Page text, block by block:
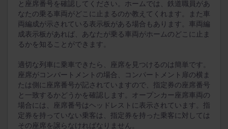
と座席番号を確認してください。ホームでは、鉄道職員があ
なたの乗る車両がどこに止まるのか教えてくれます。また車
両編成が示されている表示板がある場合もあります。車両編
成表示板があれば、あなたが乗る車両がホームのどこに止ま
るかを知ることができます。
適切な列車に乗車できたら、座席を見つけるのは簡単です。
座席がコンパートメントの場合、コンパートメント扉の横ま
たは側に座席番号が記されていますので、指定券の座席番号
と一致するかどうかを確認します。オープンカー座席車両の
場合には、座席番号はヘッドレストに表示されています。指
定券を持っていない乗客は、指定券を持った乗客に対しては
その座席を譲らなければなりません。